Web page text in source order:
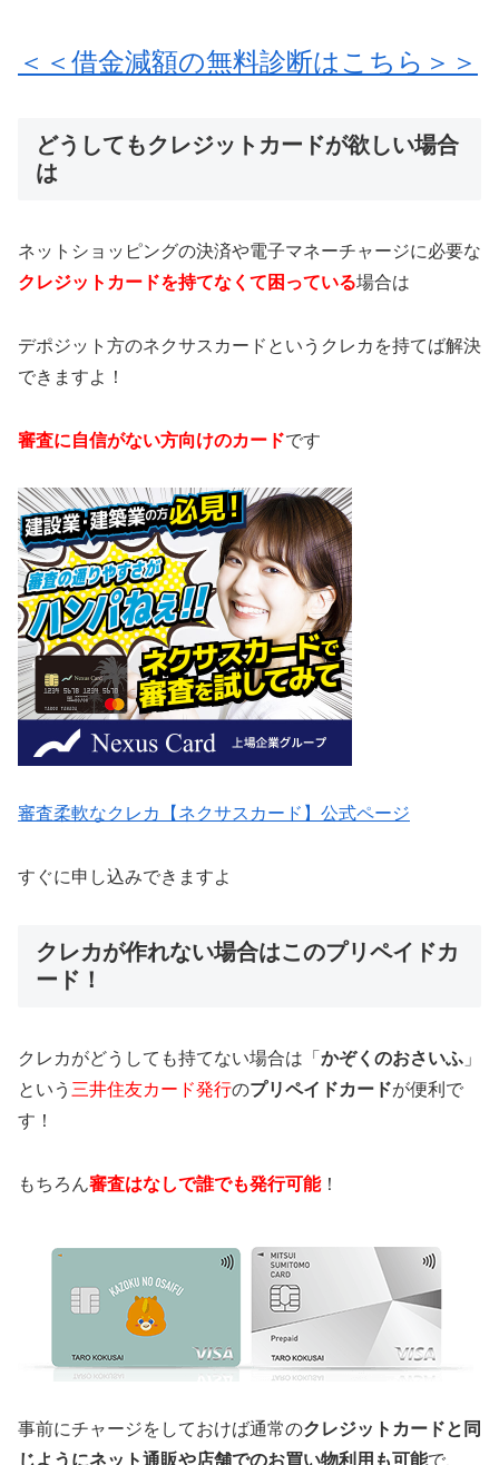
＜＜借金減額の無料診断はこちら＞＞
どうしてもクレジットカードが欲しい場合
は
ネットショッピングの決済や電子マネーチャージに必要な
クレジットカードを持てなくて困っている場合は
デポジット方のネクサスカードというクレカを持てば解決
できますよ！
審査に自信がない方向けのカードです
審査柔軟なクレカ【ネクサスカード】公式ページ
すぐに申し込みできますよ
クレカが作れない場合はこのプリペイドカ
ード！
クレカがどうしても持てない場合は「 かぞくのおさいふ 」
という 三井住友カード発行のプリペイドカードが便利で
す！
もちろん審査はなしで誰でも発行可能！
事前にチャージをしておけば通常のクレジットカードと同
じようにネット通販や店舗でのお買い物利用も可能で、